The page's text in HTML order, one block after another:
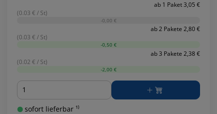
ab 1 Paket 3,05 €
(0.03 € / St)
-0,00 €
ab 2 Pakete 2,80 €
(0.03 € / St)
-0,50 €
ab 3 Pakete 2,38 €
(0.02 € / St)
-2,00 €
Menge
sofort lieferbar ¹⁾